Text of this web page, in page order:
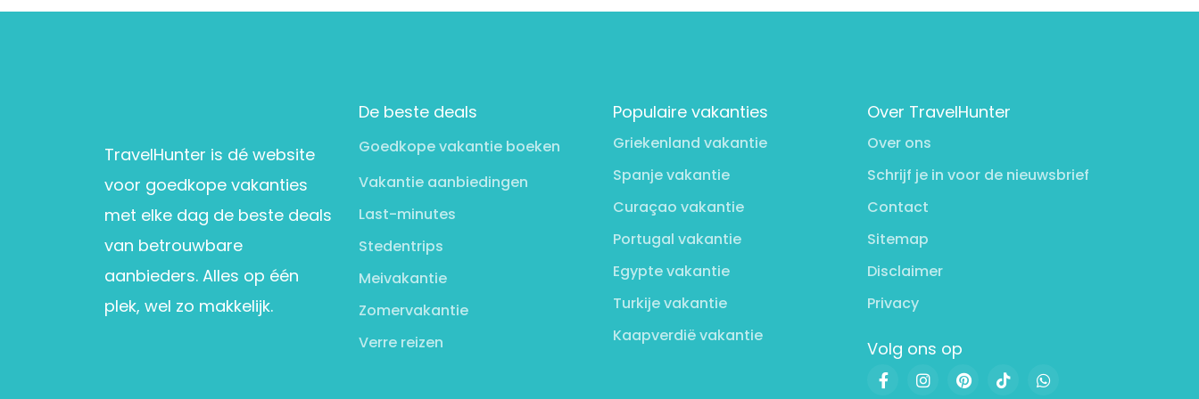
TravelHunter is dé website
voor goedkope vakanties
met elke dag de beste deals
van betrouwbare
aanbieders. Alles op één
plek, wel zo makkelijk.
De beste deals
Goedkope vakantie boeken
Vakantie aanbiedingen
Last-minutes
Stedentrips
Meivakantie
Zomervakantie
Verre reizen
Populaire vakanties
Griekenland vakantie
Spanje vakantie
Curaçao vakantie
Portugal vakantie
Egypte vakantie
Turkije vakantie
Kaapverdië vakantie
Over TravelHunter
Over ons
Schrijf je in voor de nieuwsbrief
Contact
Sitemap
Disclaimer
Privacy
Volg ons op